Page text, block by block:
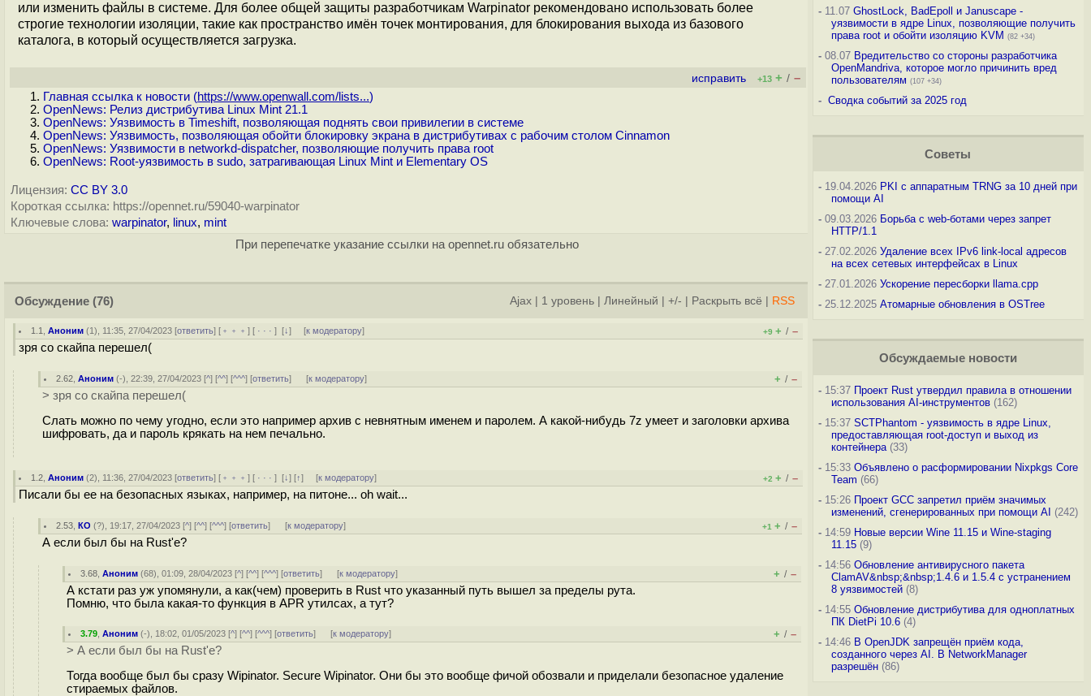
или изменить файлы в системе. Для более общей защиты разработчикам Warpinator рекомендовано использовать более
строгие технологии изоляции, такие как пространство имён точек монтирования, для блокирования выхода из базового
каталога, в который осуществляется загрузка.
исправить +13 + / –
Главная ссылка к новости (https://www.openwall.com/lists...)
OpenNews: Релиз дистрибутива Linux Mint 21.1
OpenNews: Уязвимость в Timeshift, позволяющая поднять свои привилегии в системе
OpenNews: Уязвимость, позволяющая обойти блокировку экрана в дистрибутивах с рабочим столом Cinnamon
OpenNews: Уязвимости в networkd-dispatcher, позволяющие получить права root
OpenNews: Root-уязвимость в sudo, затрагивающая Linux Mint и Elementary OS
Лицензия: CC BY 3.0
Короткая ссылка: https://opennet.ru/59040-warpinator
Ключевые слова: warpinator, linux, mint
При перепечатке указание ссылки на opennet.ru обязательно
Обсуждение (76) Ajax 1 уровень Линейный +/- Раскрыть всё RSS
1.1 ,Аноним (1), 11:35, 27/04/2023 [ответить] [ ﹢﹢﹢] [ · · ·][↓] [к модератору] +9 + / –
зря со скайпа перешел(
2.62 ,Аноним (-), 22:39, 27/04/2023 [^] [^^] [^^^] [ответить] [к модератору] + / –
> зря со скайпа перешел(
Слать можно по чему угодно, если это например архив с невнятным именем и паролем. А какой-нибудь 7z умеет и заголовки архива
шифровать, да и пароль крякать на нем печально.
1.2 ,Аноним (2), 11:36, 27/04/2023 [ответить] [ ﹢﹢﹢] [ · · ·][↓] [↑] [к модератору] +2 + / –
Писали бы ее на безопасных языках, например, на питоне... oh wait...
2.53 ,КО (?), 19:17, 27/04/2023 [^] [^^] [^^^] [ответить] [к модератору] +1 + / –
А если был бы на Rust'е?
3.68 ,Аноним (68), 01:09, 28/04/2023 [^] [^^] [^^^] [ответить] [к модератору] + / –
А кстати раз уж упомянули, а как(чем) проверить в Rust что указанный путь вышел за пределы рута.
Помню, что была какая-то функция в APR утилсах, а тут?
3.79 ,Аноним (-), 18:02, 01/05/2023 [^] [^^] [^^^] [ответить] [к модератору] + / –
> А если был бы на Rust'е?
Тогда вообще был бы сразу Wipinator. Secure Wipinator. Они бы это вообще фичой обозвали и приделали безопасное удаление
стираемых файлов.
-11.07 GhostLock, BadEpoll и Januscape -
уязвимости в ядре Linux, позволяющие получить
права root и обойти изоляцию KVM (82 +34)
-08.07 Вредительство со стороны разработчика
OpenMandriva, которое могло причинить вред
пользователям (107 +34)
- Сводка событий за 2025 год
Советы
-19.04.2026 PKI с аппаратным TRNG за 10 дней при
помощи AI
-09.03.2026 Борьба с web-ботами через запрет
HTTP/1.1
-27.02.2026 Удаление всех IPv6 link-local адресов
на всех сетевых интерфейсах в Linux
-27.01.2026 Ускорение пересборки llama.cpp
-25.12.2025 Атомарные обновления в OSTree
Обсуждаемые новости
-15:37 Проект Rust утвердил правила в отношении
использования AI-инструментов(162)
-15:37 SCTPhantom - уязвимость в ядре Linux,
предоставляющая root-доступ и выход из
контейнера(33)
-15:33 Объявлено о расформировании Nixpkgs Core
Team (66)
-15:26 Проект GCC запретил приём значимых
изменений, сгенерированных при помощи AI (242)
-14:59 Новые версии Wine 11.15 и Wine-staging
11.15(9)
-14:56 Обновление антивирусного пакета
ClamAV&nbsp;&nbsp;1.4.6 и 1.5.4 с устранением
8 уязвимостей(8)
-14:55 Обновление дистрибутива для одноплатных
ПК DietPi 10.6(4)
-14:46 В OpenJDK запрещён приём кода,
созданного через AI. В NetworkManager
разрешён(86)